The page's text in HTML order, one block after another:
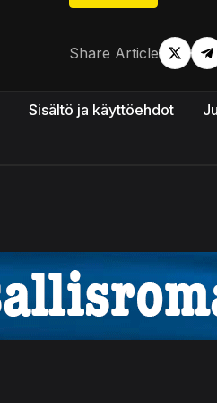
Share Article
Sisältö ja käyttöehdot